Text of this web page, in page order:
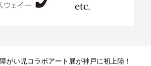
障がい児コラボアート展が神戸に初上陸！